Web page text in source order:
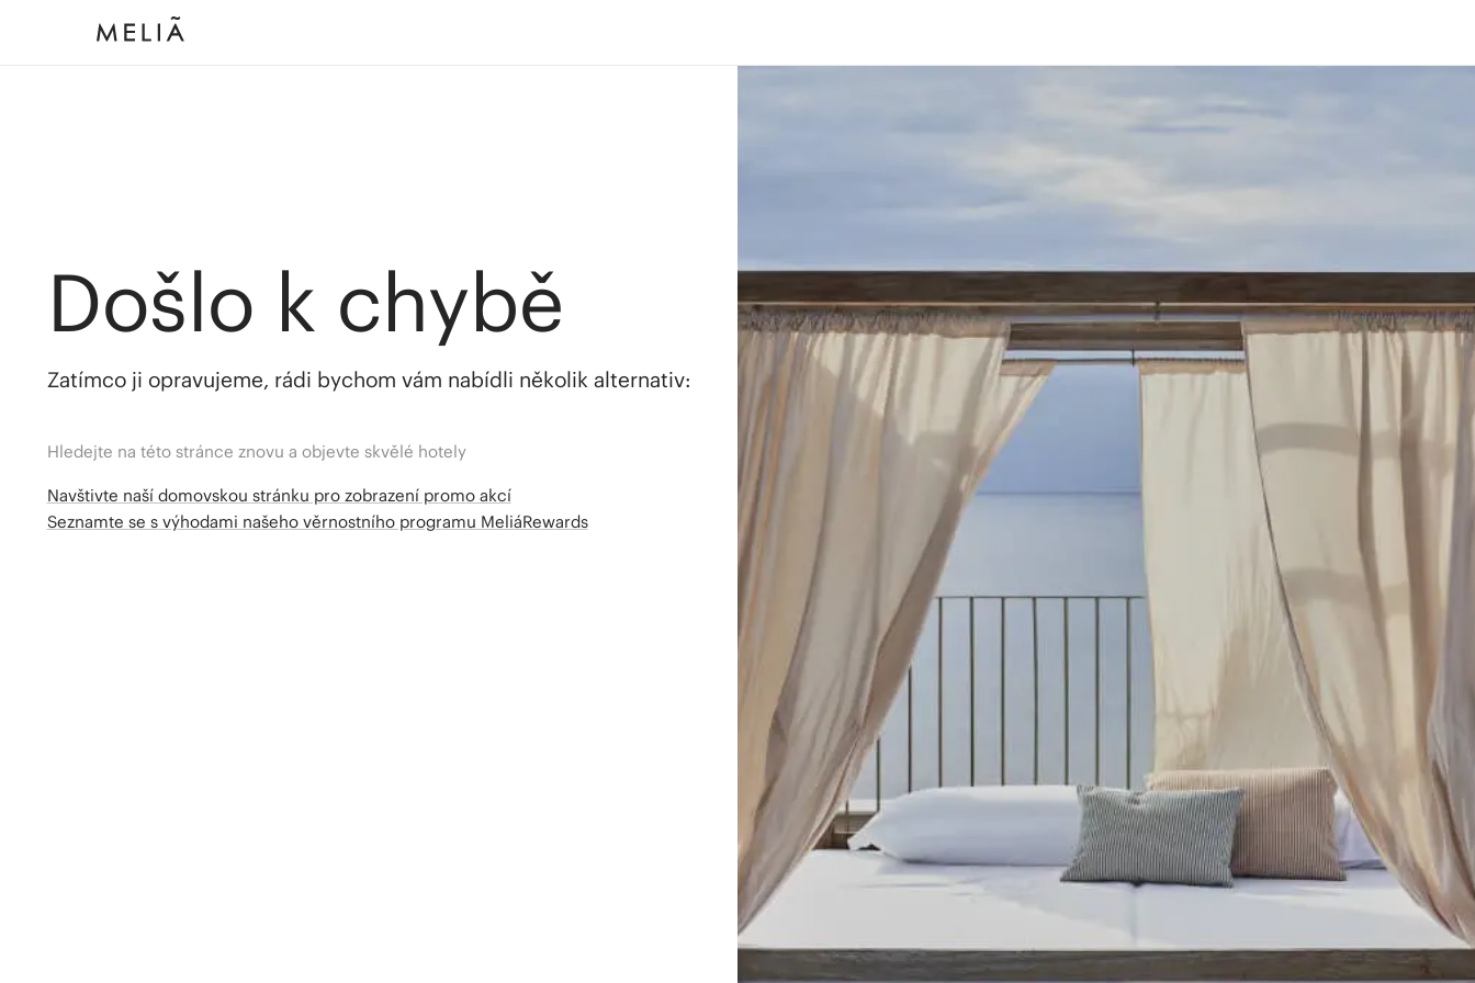
Došlo k chybě
Zatímco ji opravujeme, rádi bychom vám nabídli několik alternativ:
Hledejte na této stránce znovu a objevte skvělé hotely
Navštivte naší domovskou stránku pro zobrazení promo akcí
Seznamte se s výhodami našeho věrnostního programu MeliáRewards